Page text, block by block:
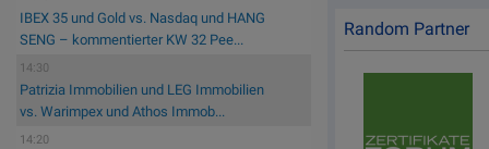
IBEX 35 und Gold vs. Nasdaq und HANG
SENG – kommentierter KW 32 Pee...
14:30
Patrizia Immobilien und LEG Immobilien
vs. Warimpex und Athos Immob...
14:20
Random Partner